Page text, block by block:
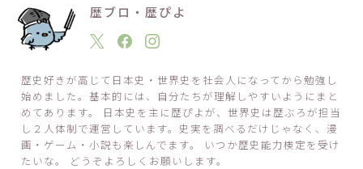
歴ブロ・歴ぴよ
歴史好きが高じて日本史・世界史を社会人になってから勉強し
始めました。基本的には、自分たちが理解しやすいようにまと
めてあります。 日本史を主に歴ぴよが、世界史は歴ぶろが担当
し２人体制で運営しています。史実を調べるだけじゃなく、漫
画・ゲーム・小説も楽しんでます。 いつか歴史能力検定を受け
たいな。 どうぞよろしくお願いします。